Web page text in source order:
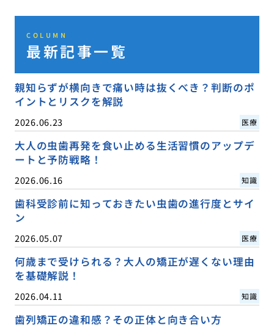
COLUMN
最新記事一覧
親知らずが横向きで痛い時は抜くべき？判断のポ
イントとリスクを解説
2026.06.23 医療
大人の虫歯再発を食い止める生活習慣のアップデ
ートと予防戦略！
2026.06.16 知識
歯科受診前に知っておきたい虫歯の進行度とサイ
ン
2026.05.07 医療
何歳まで受けられる？大人の矯正が遅くない理由
を基礎解説！
2026.04.11 知識
歯列矯正の違和感？その正体と向き合い方